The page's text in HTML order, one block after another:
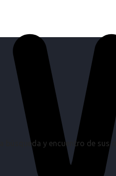
y encuentro de